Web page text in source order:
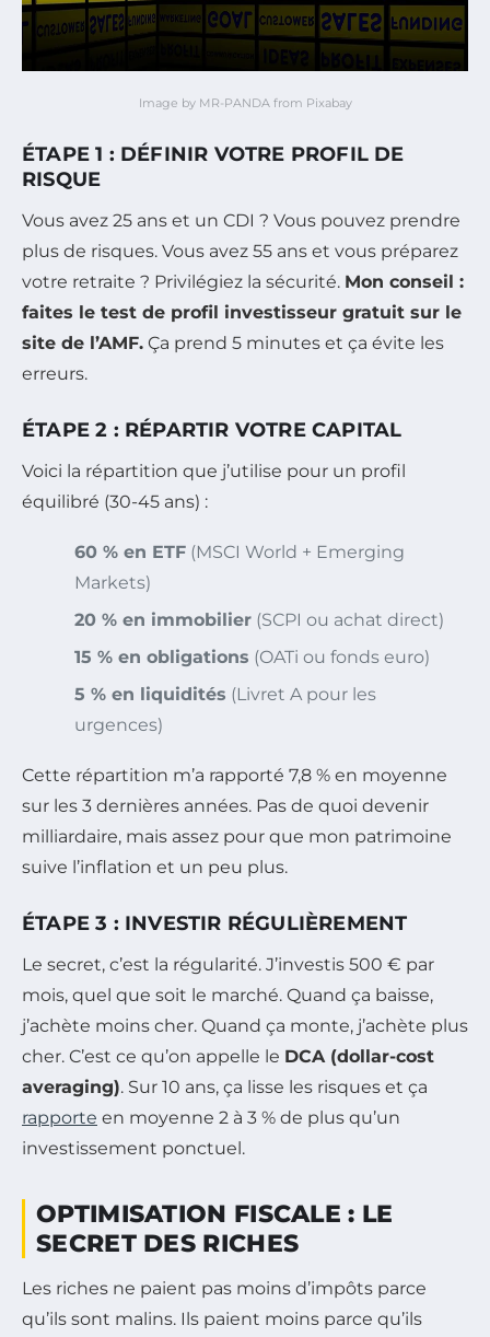
Image by MR-PANDA from Pixabay
ÉTAPE 1 : DÉFINIR VOTRE PROFIL DE
RISQUE
Vous avez 25 ans et un CDI ? Vous pouvez prendre
plus de risques. Vous avez 55 ans et vous préparez
votre retraite ? Privilégiez la sécurité. Mon conseil :
faites le test de profil investisseur gratuit sur le
site de l’AMF. Ça prend 5 minutes et ça évite les
erreurs.
ÉTAPE 2 : RÉPARTIR VOTRE CAPITAL
Voici la répartition que j’utilise pour un profil
équilibré (30-45 ans) :
60 % en ETF (MSCI World + Emerging
Markets)
20 % en immobilier (SCPI ou achat direct)
15 % en obligations (OATi ou fonds euro)
5 % en liquidités (Livret A pour les
urgences)
Cette répartition m’a rapporté 7,8 % en moyenne
sur les 3 dernières années. Pas de quoi devenir
milliardaire, mais assez pour que mon patrimoine
suive l’inflation et un peu plus.
ÉTAPE 3 : INVESTIR RÉGULIÈREMENT
Le secret, c’est la régularité. J’investis 500 € par
mois, quel que soit le marché. Quand ça baisse,
j’achète moins cher. Quand ça monte, j’achète plus
cher. C’est ce qu’on appelle le DCA (dollar-cost
averaging). Sur 10 ans, ça lisse les risques et ça
rapporte en moyenne 2 à 3 % de plus qu’un
investissement ponctuel.
OPTIMISATION FISCALE : LE
SECRET DES RICHES
Les riches ne paient pas moins d’impôts parce
qu’ils sont malins. Ils paient moins parce qu’ils